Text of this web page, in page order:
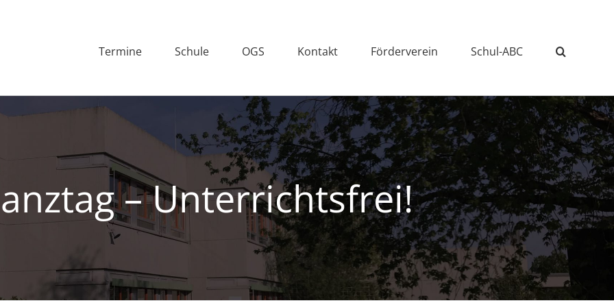
Termine Schule OGS Kontakt Förderverein Schul-ABC
– Unterrichtsfrei!